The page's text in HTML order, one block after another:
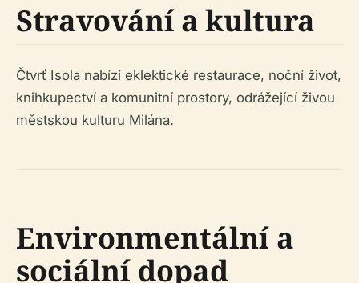
Stravování a kultura
Čtvrť Isola nabízí eklektické restaurace, noční život,
knihkupectví a komunitní prostory, odrážející živou
městskou kulturu Milána.
Environmentální a
sociální dopad